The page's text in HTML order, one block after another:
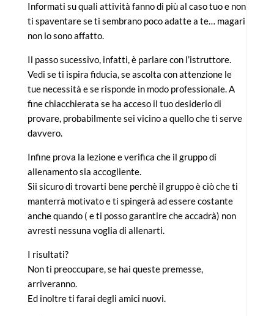
Informati su quali attività fanno di più al caso tuo e non
ti spaventare se ti sembrano poco adatte a te… magari
non lo sono affatto.
Il passo sucessivo, infatti, è parlare con l’istruttore.
Vedi se ti ispira fiducia, se ascolta con attenzione le
tue necessità e se risponde in modo professionale. A
fine chiacchierata se ha acceso il tuo desiderio di
provare, probabilmente sei vicino a quello che ti serve
davvero.
Infine prova la lezione e verifica che il gruppo di
allenamento sia accogliente.
Sii sicuro di trovarti bene perchè il gruppo è ciò che ti
manterrà motivato e ti spingerà ad essere costante
anche quando ( e ti posso garantire che accadrà) non
avresti nessuna voglia di allenarti.
I risultati?
Non ti preoccupare, se hai queste premesse,
arriveranno.
Ed inoltre ti farai degli amici nuovi.